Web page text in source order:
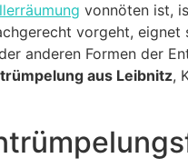
vonnöten ist,
vorgeht,
anderen Formen der
aus Leibnitz,